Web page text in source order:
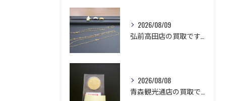
2026/08/09
2026/08/08